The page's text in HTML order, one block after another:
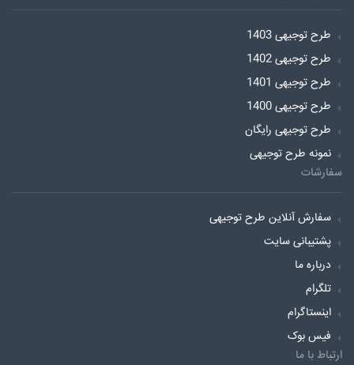
طرح توجیهی 1403
طرح توجیهی 1402
طرح توجیهی 1401
طرح توجیهی 1400
طرح توجیهی رایگان
نمونه طرح توجیهی
سفارشات
سفارش آنلاین طرح توجیهی
پشتیبانی سایت
درباره ما
تلگرام
اینستاگرام
فیس بوک
ارتباط با ما